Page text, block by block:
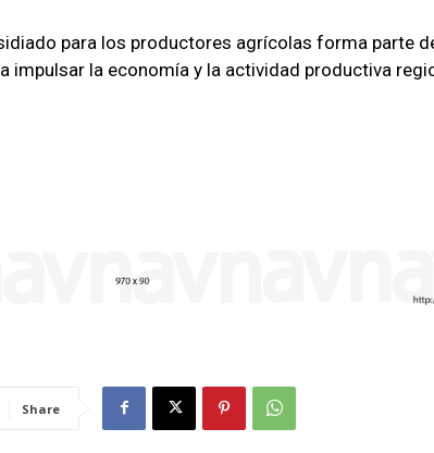
para los productores agrícolas forma parte
impulsar la economía y la actividad productiva
Share